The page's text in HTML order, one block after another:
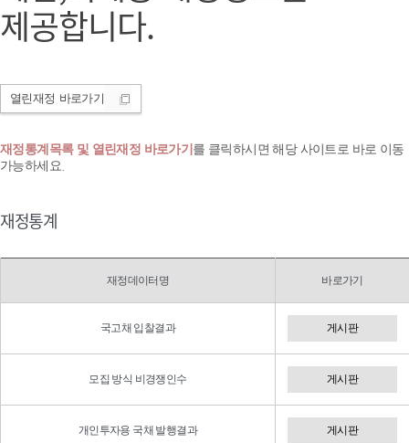
제공합니다.
열린재정 바로가기
재정통계목록 및 열린재정 바로가기 를 클릭하시면 해당 사이트로 바로 이동
가능하세요.
재정통계
재정데이터명 바로가기
국고채 입찰결과 게시판
모집 방식 비경쟁인수 게시판
개인투자용 국채 발행결과 게시판